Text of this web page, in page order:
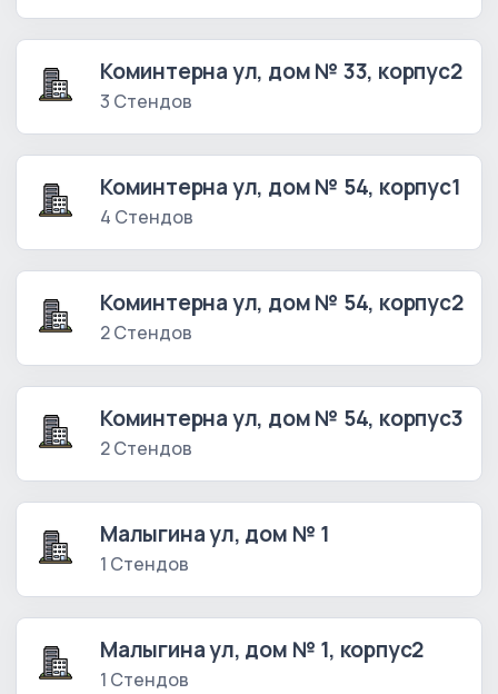
Коминтерна ул, дом № 33, корпус2
3 Стендов
Коминтерна ул, дом № 54, корпус1
4 Стендов
Коминтерна ул, дом № 54, корпус2
2 Стендов
Коминтерна ул, дом № 54, корпус3
2 Стендов
Малыгина ул, дом № 1
1 Стендов
Малыгина ул, дом № 1, корпус2
1 Стендов